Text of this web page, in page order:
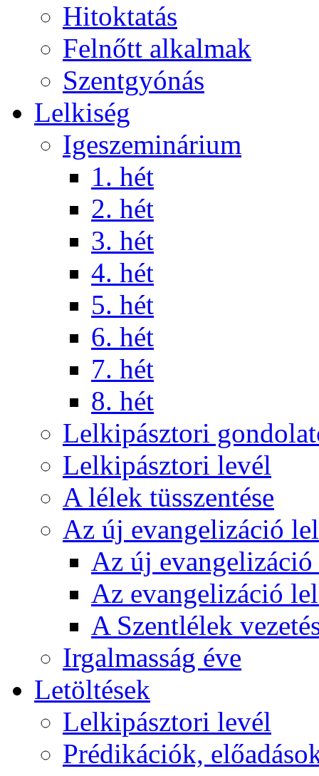
Hitoktatás
Felnőtt alkalmak
Szentgyónás
Lelkiség
Igeszeminárium
1. hét
2. hét
3. hét
4. hét
5. hét
6. hét
7. hét
8. hét
Lelkipásztori
Lelkipásztori levél
A lélek tüsszentése
Az új evangelizáció
Az új
Az evangelizáció
A Szentlélek
Irgalmasság éve
Letöltések
Lelkipásztori levél
Prédikációk,